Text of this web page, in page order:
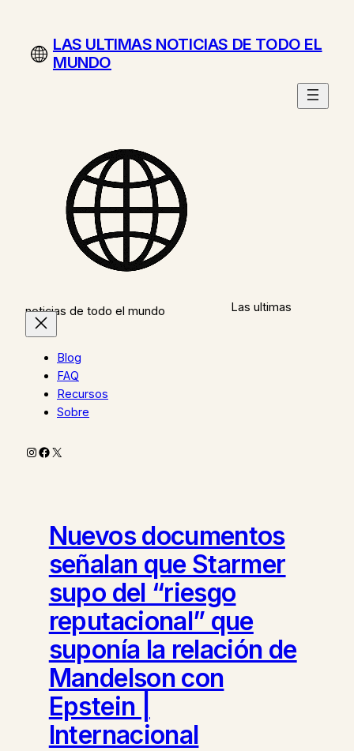
contenidoLAS ULTIMAS NOTICIAS DE TODO EL
MUNDO
Las ultimas
noticias de todo el mundo
Blog
FAQ
Recursos
Sobre
Instagram
Facebook
X
Nuevos documentos
señalan que Starmer
supo del “riesgo
reputacional” que
suponía la relación de
Mandelson con
Epstein |
Internacional